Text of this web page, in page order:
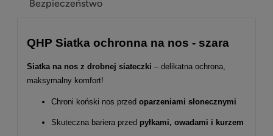
Bezpieczeństwo
QHP Siatka ochronna na nos - szara
Siatka na nos z drobnej siateczki – delikatna ochrona,
maksymalny komfort!
Chroni koński nos przed oparzeniami słonecznymi
Skuteczna bariera przed pyłkami, owadami i kurzem